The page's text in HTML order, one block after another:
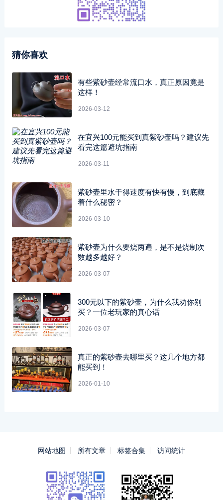
猜你喜欢
有些紫砂壶经常流口水，真正原因竟是
这样！
2026-03-12
在宜兴100元能买到真紫砂壶吗？建议先
看完这篇避坑指南
2026-03-11
紫砂壶里水干得速度有快有慢，到底藏
着什么秘密？
2026-03-10
紫砂壶为什么要烧两遍，是不是烧制次
数越多越好？
2026-03-07
300元以下的紫砂壶，为什么我劝你别
买？一位老玩家的真心话
2026-03-07
真正的紫砂壶去哪里买？这几个地方都
能买到！
2026-01-10
网站地图 所有文章 标签合集 访问统计